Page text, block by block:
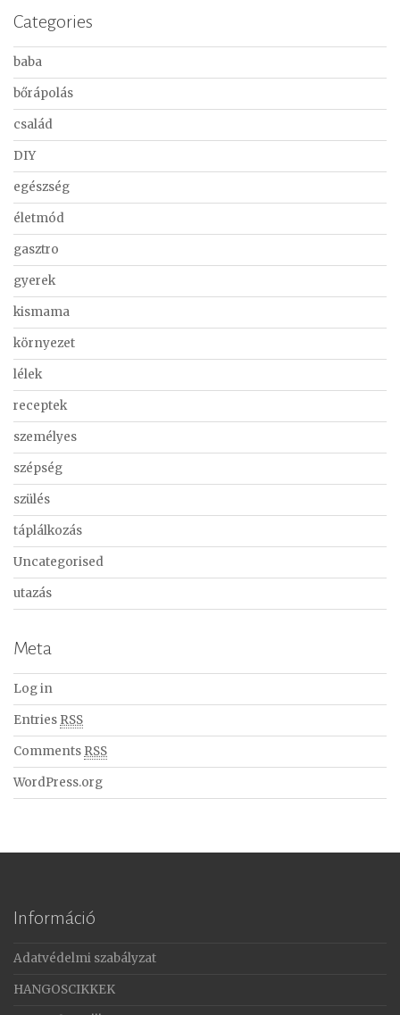
Categories
baba
bőrápolás
család
DIY
egészség
életmód
gasztro
gyerek
kismama
környezet
lélek
receptek
személyes
szépség
szülés
táplálkozás
Uncategorised
utazás
Meta
Log in
Entries RSS
Comments RSS
WordPress.org
Információ
Adatvédelmi szabályzat
HANGOSCIKKEK